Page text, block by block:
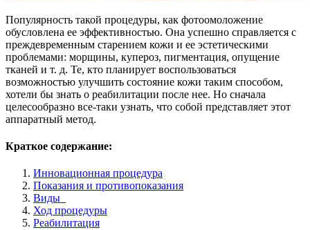
Популярность такой процедуры, как фотоомоложение
обусловлена ее эффективностью. Она успешно справляется с
преждевременным старением кожи и ее эстетическими
проблемами: морщины, купероз, пигментация, опущение
тканей и т. д. Те, кто планирует воспользоваться
возможностью улучшить состояние кожи таким способом,
хотели бы знать о реабилитации после нее. Но сначала
целесообразно все-таки узнать, что собой представляет этот
аппаратный метод.
Краткое содержание:
Инновационная процедура
Показания и противопоказания
Виды
Ход процедуры
Реабилитация